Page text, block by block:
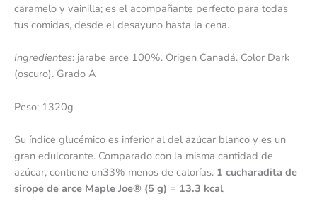
caramelo y vainilla; es el acompañante perfecto para todas
tus comidas, desde el desayuno hasta la cena.
Ingredientes: jarabe arce 100%. Origen Canadá. Color Dark
(oscuro). Grado A
Peso: 1320g
Su índice glucémico es inferior al del azúcar blanco y es un
gran edulcorante. Comparado con la misma cantidad de
azúcar, contiene un33% menos de calorías. 1 cucharadita de
sirope de arce Maple Joe® (5 g) = 13.3 kcal